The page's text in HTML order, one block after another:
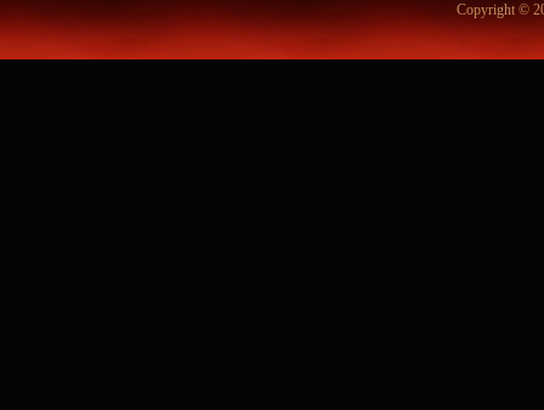
Copyright ©